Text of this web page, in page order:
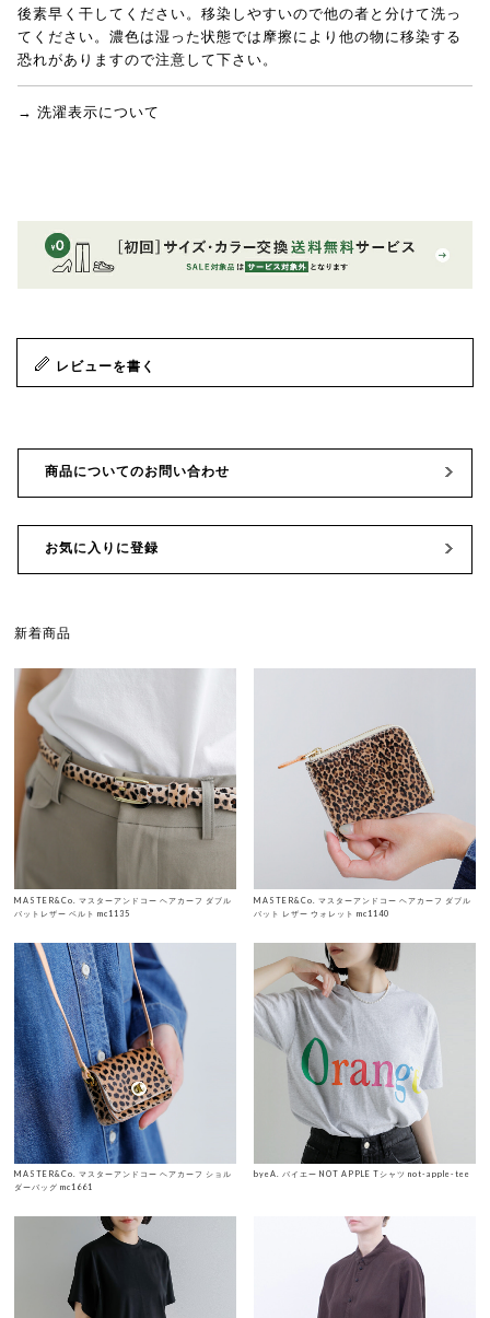
後素早く干してください。移染しやすいので他の者と分けて洗っ
てください。濃色は湿った状態では摩擦により他の物に移染する
恐れがありますので注意して下さい。
→ 洗濯表示について
レビューを書く
商品についてのお問い合わせ
お気に入りに登録
新着商品
MASTER&Co. マスターアンドコー ヘアカーフ ダブル
バットレザー ベルト mc1135
MASTER&Co. マスターアンドコー ヘアカーフ ダブル
バット レザー ウォレット mc1140
MASTER&Co. マスターアンドコー ヘアカーフ ショル
ダーバッグ mc1661
byeA. バイエー NOT APPLE Tシャツ not-apple-tee